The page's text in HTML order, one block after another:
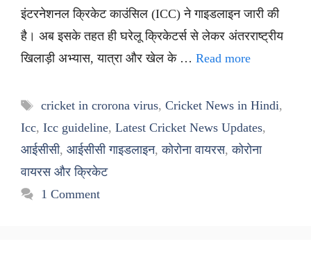
इंटरनेशनल क्रिकेट काउंसिल (ICC) ने गाइडलाइन जारी की
है। अब इसके तहत ही घरेलू क्रिकेटर्स से लेकर अंतरराष्ट्रीय
खिलाड़ी अभ्यास, यात्रा और खेल के … Read more
Tags
cricket in crorona virus, Cricket News in Hindi,
Icc, Icc guideline, Latest Cricket News Updates,
आईसीसी, आईसीसी गाइडलाइन,कोरोना वायरस,कोरोना
वायरस और क्रिकेट
1 Comment